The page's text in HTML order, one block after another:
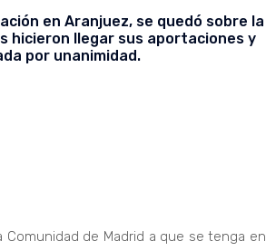
en Aranjuez, se quedó sobre la
hicieron llegar sus aportaciones y
por unanimidad.
de Madrid a que se tenga en